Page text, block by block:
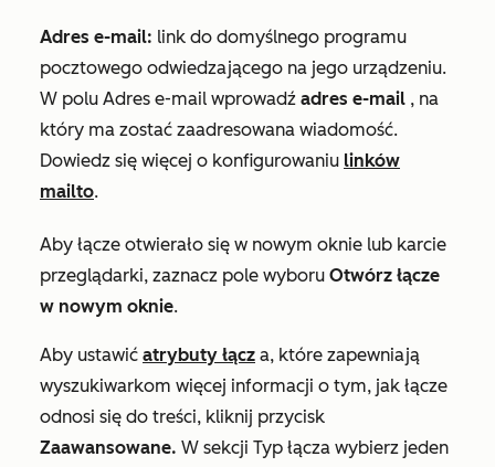
Adres e-mail: link do domyślnego programu
pocztowego odwiedzającego na jego urządzeniu.
W polu Adres e-mail wprowadź adres e-mail , na
który ma zostać zaadresowana wiadomość.
Dowiedz się więcej o konfigurowaniu linków
mailto.
Aby łącze otwierało się w nowym oknie lub karcie
przeglądarki, zaznacz pole wyboru Otwórz łącze
w nowym oknie.
Aby ustawić atrybuty łącz a, które zapewniają
wyszukiwarkom więcej informacji o tym, jak łącze
odnosi się do treści, kliknij przycisk
Zaawansowane. W sekcji Typ łącza wybierz jeden